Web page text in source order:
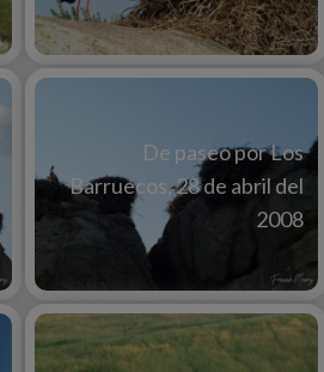
De paseo por Los
Barruecos, 28 de abril del
2008